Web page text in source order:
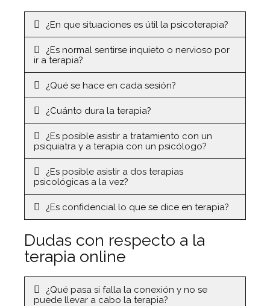
¿En que situaciones es útil la psicoterapia?
¿Es normal sentirse inquieto o nervioso por
ir a terapia?
¿Qué se hace en cada sesión?
¿Cuánto dura la terapia?
¿Es posible asistir a tratamiento con un
psiquiatra y a terapia con un psicólogo?
¿Es posible asistir a dos terapias
psicológicas a la vez?
¿Es confidencial lo que se dice en terapia?
Dudas con respecto a la
terapia online
¿Qué pasa si falla la conexión y no se
puede llevar a cabo la terapia?